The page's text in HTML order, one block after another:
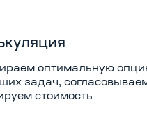
оптимальную
задач,
стоимость